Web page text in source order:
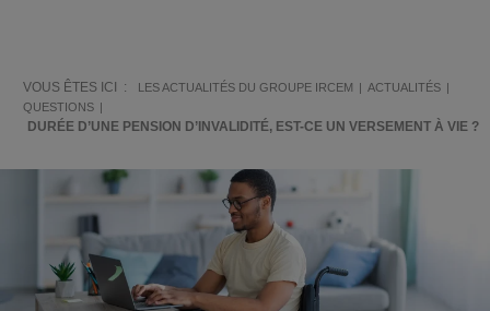
VOUS ÊTES ICI : LES ACTUALITÉS DU GROUPE IRCEM
ACTUALITÉS
QUESTIONS
DURÉE D’UNE PENSION D’INVALIDITÉ, EST-CE UN VERSEMENT À VIE ?